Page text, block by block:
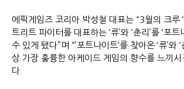
에픽게임즈 코리아 박성철 대표는 “3월의 크루
트리트 파이터를 대표하는 ‘류’와 ‘춘리’를 ‘포
수 있게 됐다”며 “’포트나이트‘를 찾아온 ‘류’와
상 가장 훌륭한 아케이드 게임의 향수를 느끼시
다.